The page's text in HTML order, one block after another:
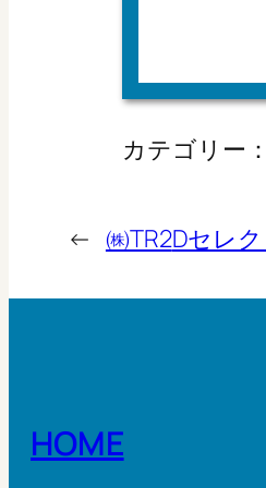
カテゴリー
← ㈱TR2Dセレク
HOME